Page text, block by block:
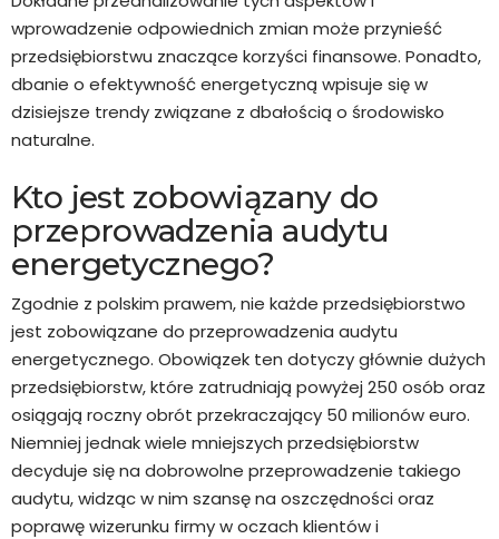
wprowadzenie odpowiednich zmian może przynieść
przedsiębiorstwu znaczące korzyści finansowe. Ponadto,
dbanie o efektywność energetyczną wpisuje się w
dzisiejsze trendy związane z dbałością o środowisko
naturalne.
Kto jest zobowiązany do
przeprowadzenia audytu
energetycznego?
Zgodnie z polskim prawem, nie każde przedsiębiorstwo
jest zobowiązane do przeprowadzenia audytu
energetycznego. Obowiązek ten dotyczy głównie dużych
przedsiębiorstw, które zatrudniają powyżej 250 osób oraz
osiągają roczny obrót przekraczający 50 milionów euro.
Niemniej jednak wiele mniejszych przedsiębiorstw
decyduje się na dobrowolne przeprowadzenie takiego
audytu, widząc w nim szansę na oszczędności oraz
poprawę wizerunku firmy w oczach klientów i